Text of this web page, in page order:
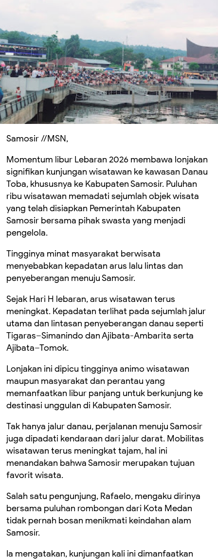
Samosir //MSN,
Momentum libur Lebaran 2026 membawa lonjakan
signifikan kunjungan wisatawan ke kawasan Danau
Toba, khususnya ke Kabupaten Samosir. Puluhan
ribu wisatawan memadati sejumlah objek wisata
yang telah disiapkan Pemerintah Kabupaten
Samosir bersama pihak swasta yang menjadi
pengelola.
Tingginya minat masyarakat berwisata
menyebabkan kepadatan arus lalu lintas dan
penyeberangan menuju Samosir.
Sejak Hari H lebaran, arus wisatawan terus
meningkat. Kepadatan terlihat pada sejumlah jalur
utama dan lintasan penyeberangan danau seperti
Tigaras–Simanindo dan Ajibata-Ambarita serta
Ajibata–Tomok.
Lonjakan ini dipicu tingginya animo wisatawan
maupun masyarakat dan perantau yang
memanfaatkan libur panjang untuk berkunjung ke
destinasi unggulan di Kabupaten Samosir.
Tak hanya jalur danau, perjalanan menuju Samosir
juga dipadati kendaraan dari jalur darat. Mobilitas
wisatawan terus meningkat tajam, hal ini
menandakan bahwa Samosir merupakan tujuan
favorit wisata.
Salah satu pengunjung, Rafaelo, mengaku dirinya
bersama puluhan rombongan dari Kota Medan
tidak pernah bosan menikmati keindahan alam
Samosir.
Ia mengatakan, kunjungan kali ini dimanfaatkan